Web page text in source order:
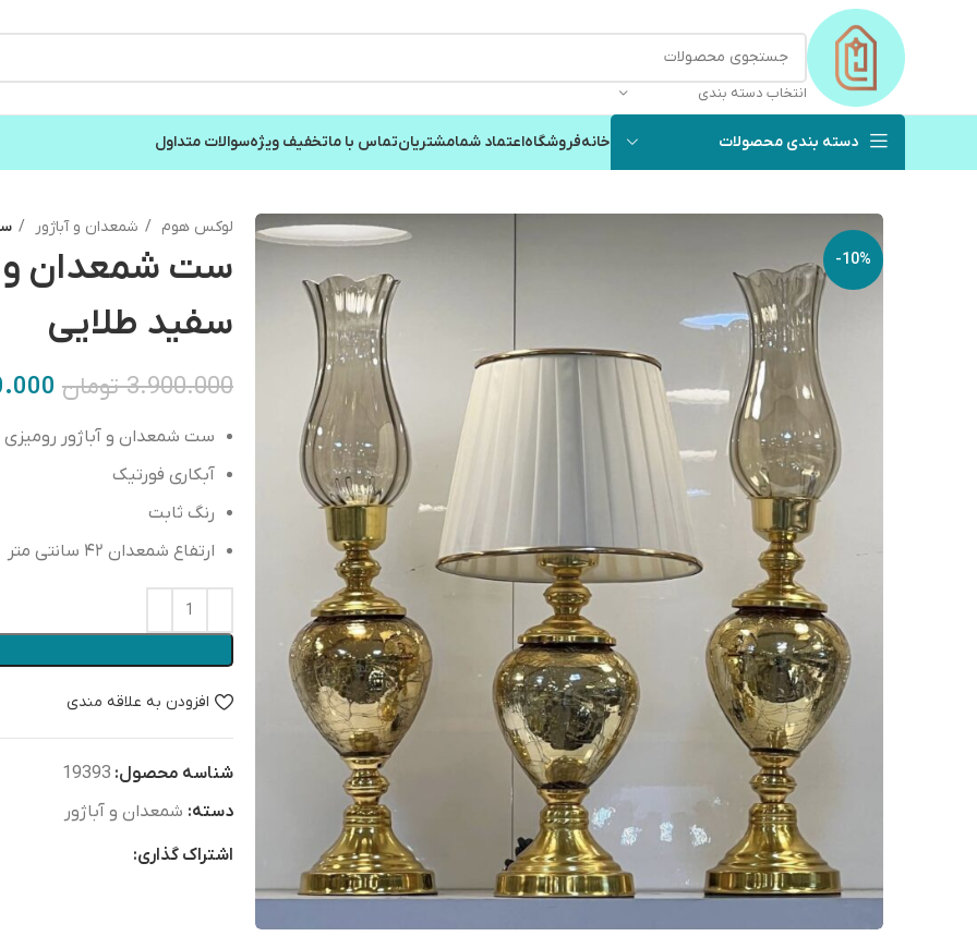
انتخاب دسته بندی
دسته بندی محصولات خانهفروشگاهاعتماد شمامشتریانتماس با ماتخفیف ویژهسوالات متداول
-10%
لوکس هوم شمعدان و آباژور
ست شمعدان و
سفید طلایی
3.900.000تومان
ست شمعدان و آباژور
آبکاری فورتیک
رنگ ثابت
ارتفاع شمعدان ۴۲ سانتی متر
افزودن به علاقه مندی
شناسه محصول: 19393
دسته: شمعدان و آباژور
اشتراک گذاری: